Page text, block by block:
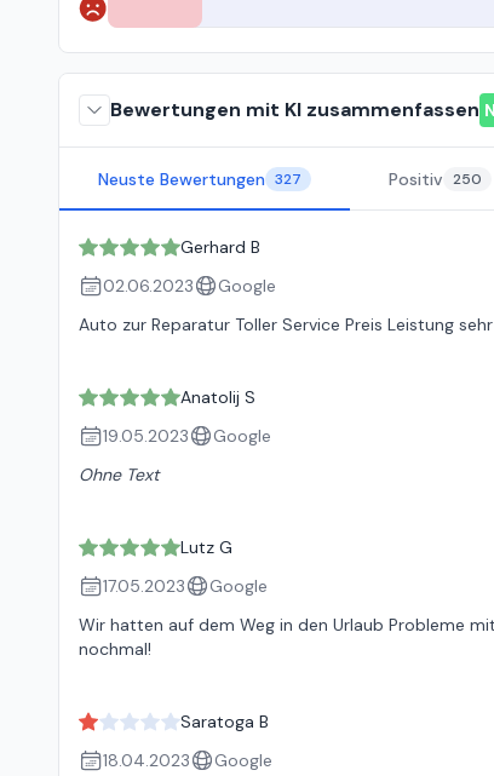
Negativ
Bewertungen mit KI zusammenfassen
Neuste Bewertungen 327 Positiv 250
Gerhard B
02.06.2023
Google
Auto zur Reparatur Toller Service Preis Leistung
Anatolij S
19.05.2023
Google
Ohne Text
Lutz G
17.05.2023
Google
Wir hatten auf dem Weg in den Urlaub Probleme
nochmal!
Saratoga B
18.04.2023
Google